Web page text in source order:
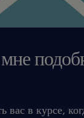
в курсе,